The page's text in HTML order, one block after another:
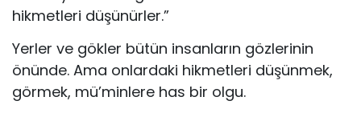
hikmetleri düşünürler.”
Yerler ve gökler bütün insanların gözlerinin
önünde. Ama onlardaki hikmetleri düşünmek,
görmek, mü’minlere has bir olgu.